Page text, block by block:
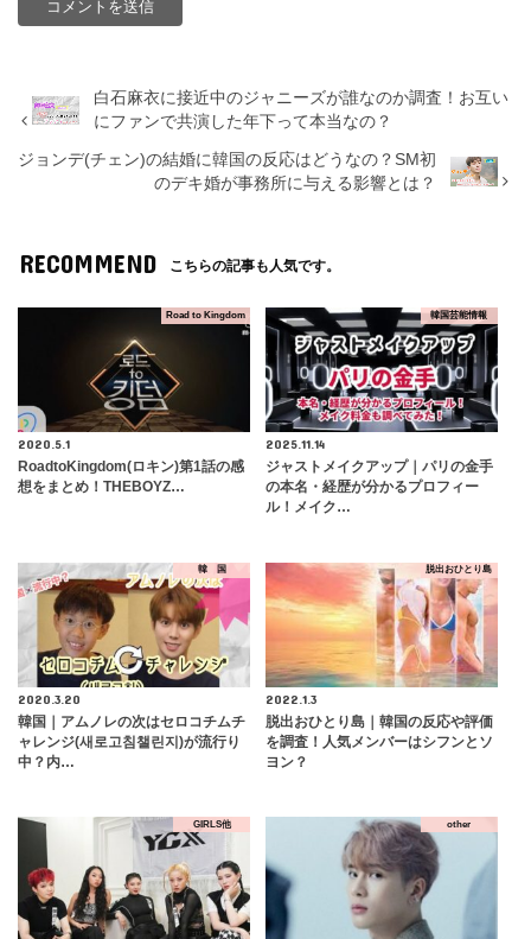
白石麻衣に接近中のジャニーズが誰なのか調査！お互い
にファンで共演した年下って本当なの？
ジョンデ(チェン)の結婚に韓国の反応はどうなの？SM初
のデキ婚が事務所に与える影響とは？
RECOMMEND こちらの記事も人気です。
Road to Kingdom
2020.5.1
RoadtoKingdom(ロキン)第1話の感
想をまとめ！THEBOYZ…
韓国芸能情報
2025.11.14
ジャストメイクアップ｜パリの金手
の本名・経歴が分かるプロフィー
ル！メイク…
韓 国
2020.3.20
韓国｜アムノレの次はセロコチムチ
ャレンジ(새로고침챌린지)が流行り
中？内…
脱出おひとり島
2022.1.3
脱出おひとり島｜韓国の反応や評価
を調査！人気メンバーはシフンとソ
ヨン？
GIRLS他 other